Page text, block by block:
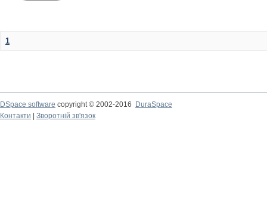
1
DSpace software copyright © 2002-2016
DuraSpace
Контакти
Зворотній зв'язок